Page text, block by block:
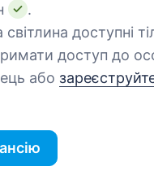
.
доступні
доступ до
або